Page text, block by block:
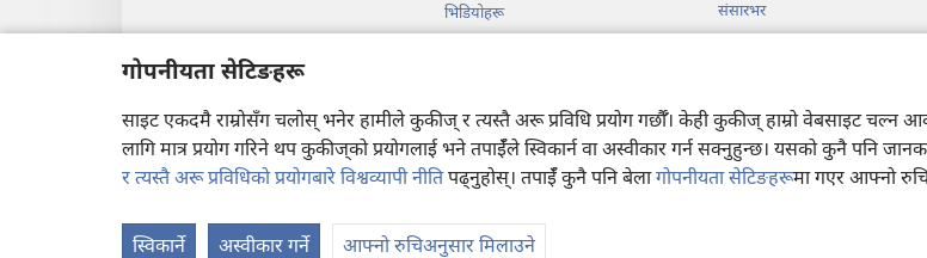
गोपनीयता सेटिङहरू
साइट एकदमै राम्रोसँग चलोस् भनेर हामीले कुकीज् र त्यस्तै अरू प्रविधि प्रयोग गर्छौँ। केही कुकीज्‌ हाम्रो वेबसाइट
लागि मात्र प्रयोग गरिने थप कुकीज्‌को प्रयोगलाई भने तपाईँले स्विकार्न वा अस्वीकार गर्न सक्नुहुन्छ। यसको कुनै पनि
र त्यस्तै अरू प्रविधिको प्रयोगबारे विश्वव्यापी नीतिपढ्नुहोस्। तपाईँ कुनै पनि बेलागोपनीयता सेटिङहरूमा गएर आफ्नो
स्विकार्ने अस्वीकार गर्ने आफ्नो रुचिअनुसार मिलाउने
भिडियोहरू
संसारभर
© 2026 Watch Tower Bible and Tract Society of Pennsylvania.